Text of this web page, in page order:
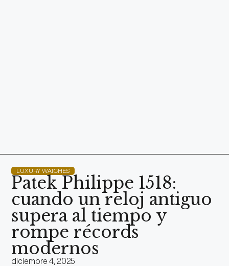
LUXURY WATCHES
Patek Philippe 1518:
cuando un reloj antiguo
supera al tiempo y
rompe récords
modernos
diciembre 4, 2025